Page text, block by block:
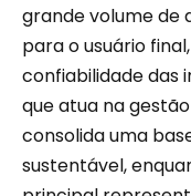
grande volume de
para o usuário
confiabilidade das
que atua na
consolida uma
sustentável,